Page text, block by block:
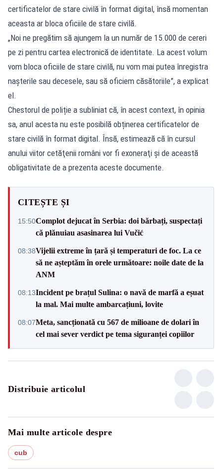
certificatelor de stare civilă în format digital, însă momentan
aceasta ar bloca oficiile de stare civilă.
„Noi ne pregătim să ajungem la un număr de 15.000 de cereri
pe zi pentru cartea electronică de identitate. La acest volum
vom bloca oficiile de stare civilă, nu vom mai putea înregistra
naşterile sau decesele, sau să oficiem căsătoriile”, a explicat
el.
Chestorul de poliție a subliniat că, în acest context, în opinia
sa, anul acesta nu este posibilă obținerea certificatelor de
stare civilă în format digital. Însă, estimează că în cursul
anului viitor cetăţenii români vor fi exoneraţi şi de această
obligativitate de a prezenta aceste documente.
CITEȘTE ȘI
15:50Complot dejucat în Serbia: doi bărbați, suspectați
că plănuiau asasinarea lui Vučić
08:38Vijelii extreme în țară și temperaturi de foc. La ce
să ne așteptăm în orele următoare: noile date de la
ANM
08:13Incident pe brațul Sulina: o navă de marfă a eșuat
la mal. Mai multe ambarcațiuni, lovite
08:07Meta, sancționată cu 567 de milioane de dolari în
cel mai sever verdict pe tema siguranței copiilor
Distribuie articolul
Mai multe articole despre
cub